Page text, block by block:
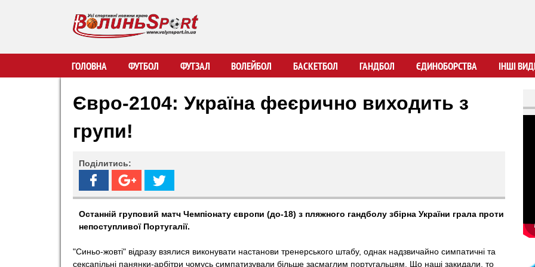
вмісту
В
о
ь
p
ГОЛОВНА ФУТБОЛ ФУТЗАЛ ВОЛЕЙБОЛ БАСКЕТБОЛ ГАНДБОЛ ЄДИНОБОРСТВА ІНШІ
Євро-2104: Україна феєрично виходить з
групи!
Поділитись:
Останній груповий матч Чемпіонату європи (до-18) з пляжного гандболу збірна України грала проти
непоступливої Португалії.
"Синьо-жовті" відразу взялися виконувати настанови тренерського штабу, однак надзвичайно симпатичні та
сексапільні панянки-арбітри чомусь симпатизували більше засмаглим португальцям. Що наші закидали, то